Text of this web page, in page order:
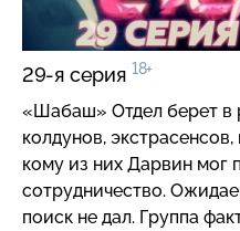
29-я серия 18+
«Шабаш» Отдел берет в
колдунов,
кому из них Дарвин мог
сотрудничество.
поиск не дал. Группа